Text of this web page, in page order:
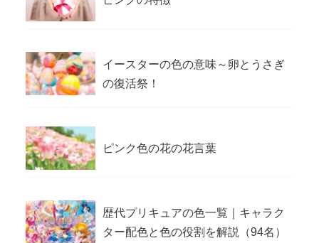
イースターの色の意味～卵とうさぎ
の復活祭！
ピンク色の花の花言葉
歴代プリキュアの色一覧｜キャラク
ター配色と色の役割を解説（94名）